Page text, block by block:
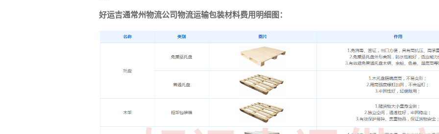
好运吉通常州物流公司物流运输包装材料费用明细图：